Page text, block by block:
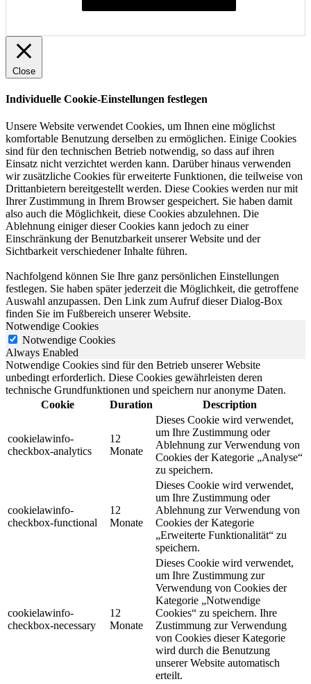
Close
Individuelle Cookie-Einstellungen festlegen
Unsere Website verwendet Cookies, um Ihnen eine möglichst
komfortable Benutzung derselben zu ermöglichen. Einige Cookies
sind für den technischen Betrieb notwendig, so dass auf ihren
Einsatz nicht verzichtet werden kann. Darüber hinaus verwenden
wir zusätzliche Cookies für erweiterte Funktionen, die teilweise von
Drittanbietern bereitgestellt werden. Diese Cookies werden nur mit
Ihrer Zustimmung in Ihrem Browser gespeichert. Sie haben damit
also auch die Möglichkeit, diese Cookies abzulehnen. Die
Ablehnung einiger dieser Cookies kann jedoch zu einer
Einschränkung der Benutzbarkeit unserer Website und der
Sichtbarkeit verschiedener Inhalte führen.
Nachfolgend können Sie Ihre ganz persönlichen Einstellungen
festlegen. Sie haben später jederzeit die Möglichkeit, die getroffene
Auswahl anzupassen. Den Link zum Aufruf dieser Dialog-Box
finden Sie im Fußbereich unserer Website.
Notwendige Cookies
Notwendige Cookies
Always Enabled
Notwendige Cookies sind für den Betrieb unserer Website
unbedingt erforderlich. Diese Cookies gewährleisten deren
technische Grundfunktionen und speichern nur anonyme Daten.
Cookie
Duration Description
cookielawinfo-
checkbox-analytics
12
Monate
Dieses Cookie wird verwendet,
um Ihre Zustimmung oder
Ablehnung zur Verwendung von
Cookies der Kategorie „Analyse“
zu speichern.
cookielawinfo-
checkbox-functional
12
Monate
Dieses Cookie wird verwendet,
um Ihre Zustimmung oder
Ablehnung zur Verwendung von
Cookies der Kategorie
„Erweiterte Funktionalität“ zu
speichern.
cookielawinfo-
checkbox-necessary
12
Monate
Dieses Cookie wird verwendet,
um Ihre Zustimmung zur
Verwendung von Cookies der
Kategorie „Notwendige
Cookies“ zu speichern. Ihre
Zustimmung zur Verwendung
von Cookies dieser Kategorie
wird durch die Benutzung
unserer Website automatisch
erteilt.